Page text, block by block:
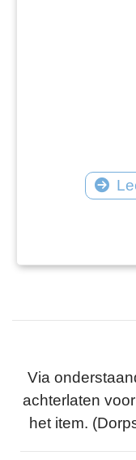
Via
achterlaten
het item.